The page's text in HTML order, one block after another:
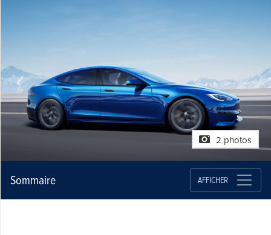
2 photos
Sommaire AFFICHER